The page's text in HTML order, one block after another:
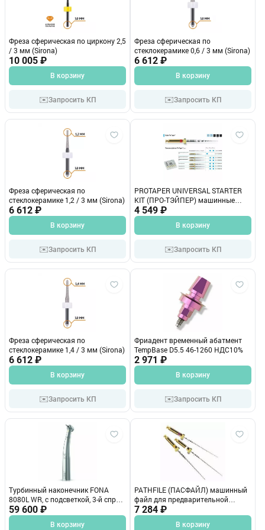
Фреза сферическая по циркону 2,5
/ 3 мм (Sirona)
10 005 ₽
В корзину
✉️Запросить КП
Фреза сферическая по
стеклокерамике 0,6 / 3 мм (Sirona)
6 612 ₽
В корзину
✉️Запросить КП
Фреза сферическая по
стеклокерамике 1,2 / 3 мм (Sirona)
6 612 ₽
В корзину
✉️Запросить КП
PROTAPER UNIVERSAL STARTER
KIT (ПРО-ТЭЙПЕР) машинные
файлы (набор) 25 мм.
4 549 ₽
В корзину
✉️Запросить КП
Фреза сферическая по
стеклокерамике 1,4 / 3 мм (Sirona)
6 612 ₽
В корзину
✉️Запросить КП
Фриадент временный абатмент
TempBase D5.5 46-1260 НДС10%
2 971 ₽
В корзину
✉️Запросить КП
Турбинный наконечник FONA
8080L WR, с подсветкой, 3-й спрей,
стандартная головка, соединение
Roto Quick (W&H)(Sirona Dental
Systems GmbH (Германия))
59 600 ₽
В корзину
PATHFILE (ПАСФАЙЛ) машинный
файл для предварительной
обработки 19, 25 мм.,6 шт.
7 284 ₽
В корзину